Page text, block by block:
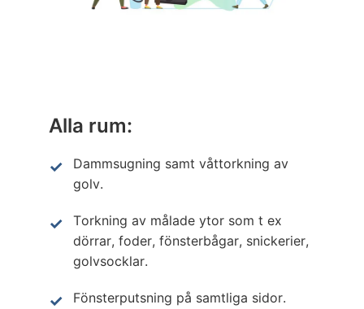
Alla rum:
Dammsugning samt våttorkning av
golv.
Torkning av målade ytor som t ex
dörrar, foder, fönsterbågar, snickerier,
golvsocklar.
Fönsterputsning på samtliga sidor.